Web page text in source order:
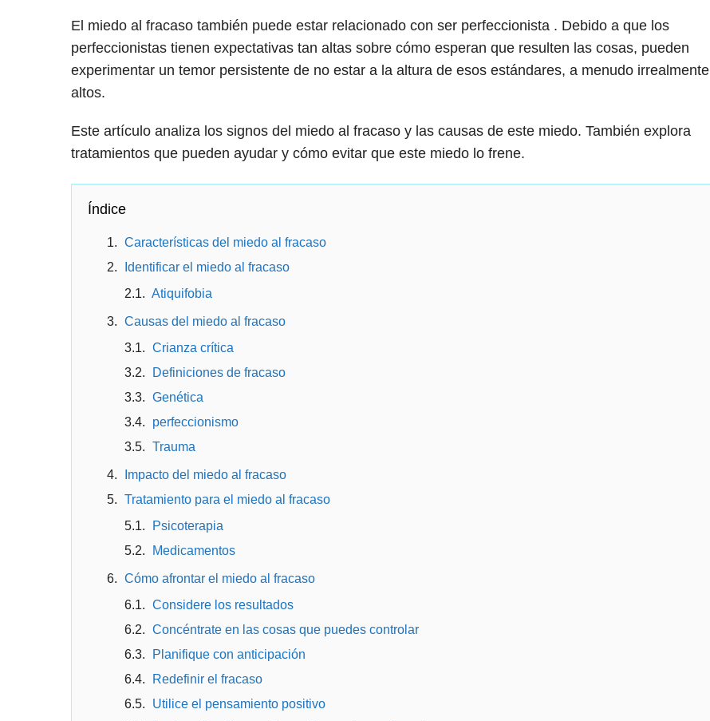
El miedo al fracaso también puede estar relacionado con ser perfeccionista . Debido a que los
perfeccionistas tienen expectativas tan altas sobre cómo esperan que resulten las cosas, pueden
experimentar un temor persistente de no estar a la altura de esos estándares, a menudo irrealmente
altos.
Este artículo analiza los signos del miedo al fracaso y las causas de este miedo. También explora
tratamientos que pueden ayudar y cómo evitar que este miedo lo frene.
Índice
Características del miedo al fracaso
Identificar el miedo al fracaso
Atiquifobia
Causas del miedo al fracaso
Crianza crítica
Definiciones de fracaso
Genética
perfeccionismo
Trauma
Impacto del miedo al fracaso
Tratamiento para el miedo al fracaso
Psicoterapia
Medicamentos
Cómo afrontar el miedo al fracaso
Considere los resultados
Concéntrate en las cosas que puedes controlar
Planifique con anticipación
Redefinir el fracaso
Utilice el pensamiento positivo